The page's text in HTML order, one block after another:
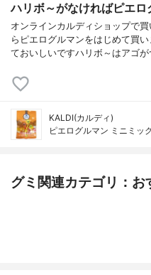
ハリボ～がなければピエ
オンラインカルディショップで
らピエログルマンをはじめて買
ておいしいですハリボ～はアゴ
KALDI(カルディ)
ピエログルマン ミニミッ
グミ関連カテゴリ：